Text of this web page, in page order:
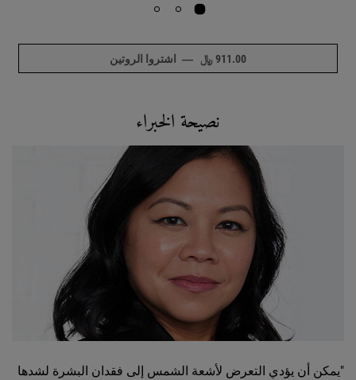
911.00 ﷼ ― اشتروا الروتين
نصيحة الخبراء
"يمكن أن يؤدي التعرض لأشعة الشمس إلى فقدان البشرة لشدها